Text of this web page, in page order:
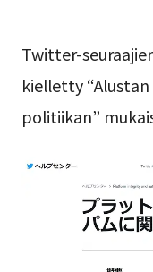
Twitter-
kielletty
politiikan”